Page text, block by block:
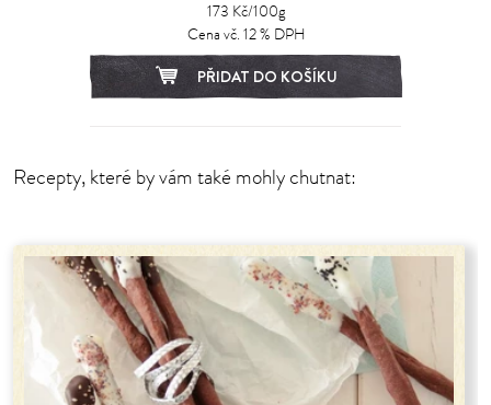
173 Kč/100g
Cena vč. 12 % DPH
PŘIDAT DO KOŠÍKU
Recepty, které by vám také mohly chutnat: